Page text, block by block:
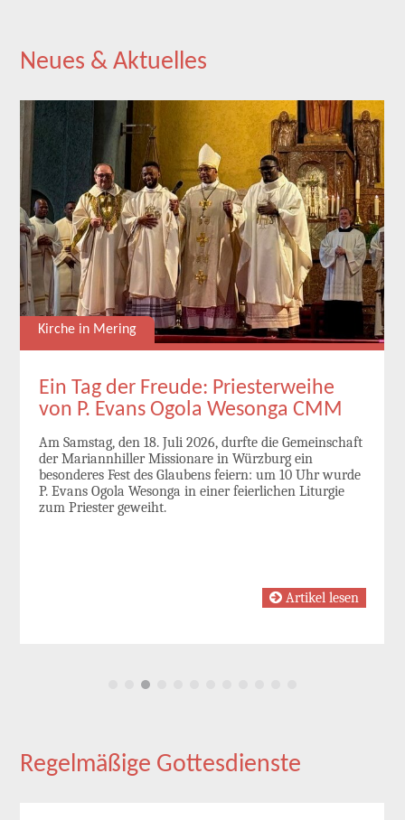
Neues & Aktuelles
Kirche in Mering
Ein Tag der Freude: Priesterweihe
von P. Evans Ogola Wesonga CMM
Am Samstag, den 18. Juli 2026, durfte die Gemeinschaft
der Mariannhiller Missionare in Würzburg ein
besonderes Fest des Glaubens feiern: um 10 Uhr wurde
P. Evans Ogola Wesonga in einer feierlichen Liturgie
zum Priester geweiht.
Artikel lesen
Regelmäßige Gottesdienste